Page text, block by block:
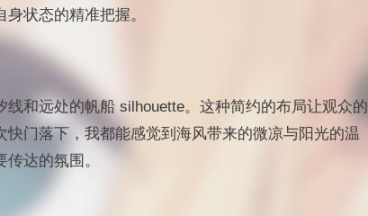
状态的精准把握。
和远处的帆船 silhouette。这种简约的布局让观众的
门落下，我都能感觉到海风带来的微凉与阳光的温
达的氛围。